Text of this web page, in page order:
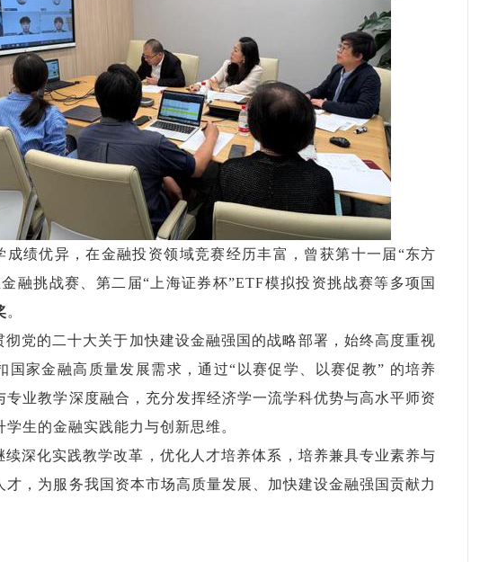
成绩优异 ，在金融投资领域竞赛经历丰富，曾获第十一届“东方
融挑战赛 第二届“ 上海证券杯”ETF模拟投资挑战赛等多项国
。
彻党的二十大关于加快建设金融强国的战略部署，始终高度重视
国家金融高质量发展需求，通过“ 以赛促学、以赛促教” 的培养
专业教学深度融合，充分发挥经济学一流学科优势与高水平师资
学生的金融实践能力与创新思维。
深化实践教学改革， 优化 人才培养体系 ，培养兼具专业素养与
才，为服务我国资本市场高质量发展、加快建设金融强国贡献力